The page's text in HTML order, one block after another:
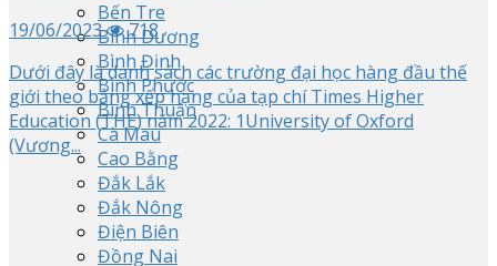
Bến Tre
Bình Dương
Bình Định
Bình Phước
Bình Thuận
Cà Mau
Cao Bằng
Đắk Lắk
Đắk Nông
Điện Biên
Đồng Nai
19/06/2023
718
Dưới đây là danh sách các trường đại học hàng đầu thế
giới theo bảng xếp hạng của tạp chí Times Higher
Education (THE) năm 2022: 1University of Oxford
(Vương...